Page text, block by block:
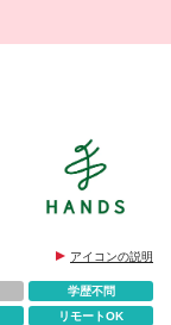
アイコンの説明
学歴不問
リモートOK